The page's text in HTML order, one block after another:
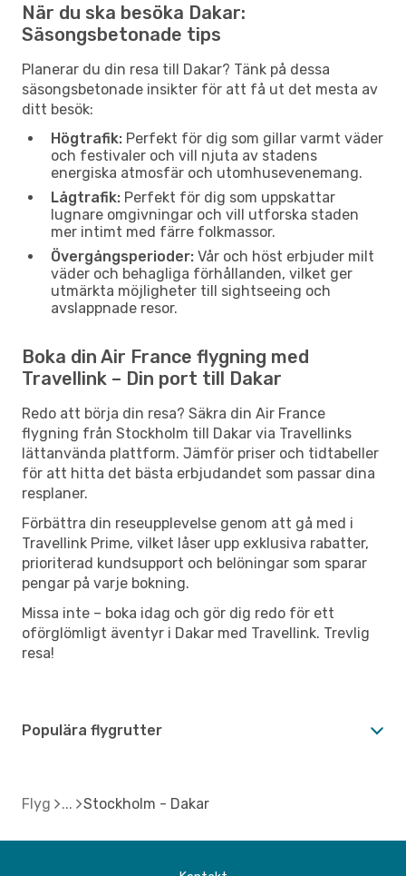
När du ska besöka Dakar:
Säsongsbetonade tips
Planerar du din resa till Dakar? Tänk på dessa
säsongsbetonade insikter för att få ut det mesta av
ditt besök:
Högtrafik: Perfekt för dig som gillar varmt väder
och festivaler och vill njuta av stadens
energiska atmosfär och utomhusevenemang.
Lågtrafik: Perfekt för dig som uppskattar
lugnare omgivningar och vill utforska staden
mer intimt med färre folkmassor.
Övergångsperioder: Vår och höst erbjuder milt
väder och behagliga förhållanden, vilket ger
utmärkta möjligheter till sightseeing och
avslappnade resor.
Boka din Air France flygning med
Travellink – Din port till Dakar
Redo att börja din resa? Säkra din Air France
flygning från Stockholm till Dakar via Travellinks
lättanvända plattform. Jämför priser och tidtabeller
för att hitta det bästa erbjudandet som passar dina
resplaner.
Förbättra din reseupplevelse genom att gå med i
Travellink Prime, vilket låser upp exklusiva rabatter,
prioriterad kundsupport och belöningar som sparar
pengar på varje bokning.
Missa inte – boka idag och gör dig redo för ett
oförglömligt äventyr i Dakar med Travellink. Trevlig
resa!
Populära flygrutter
Flyg Stockholm - Dakar